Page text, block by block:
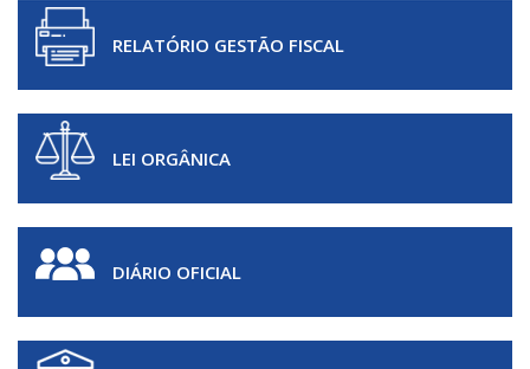
RELATÓRIO GESTÃO FISCAL
LEI ORGÂNICA
DIÁRIO OFICIAL